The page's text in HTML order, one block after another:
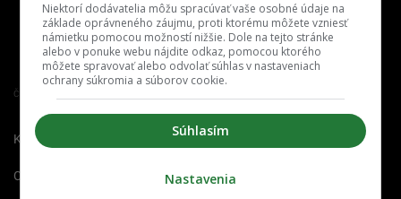
Člen združenia IAB Slovakia
Kontakt Inzercia
O nás Redakcia
Niektorí dodávatelia môžu spracúvať vaše osobné údaje na
základe oprávneného záujmu, proti ktorému môžete vzniesť
námietku pomocou možností nižšie. Dole na tejto stránke
alebo v ponuke webu nájdite odkaz, pomocou ktorého
môžete spravovať alebo odvolať súhlas v nastaveniach
ochrany súkromia a súborov cookie.
Súhlasím
Nastavenia